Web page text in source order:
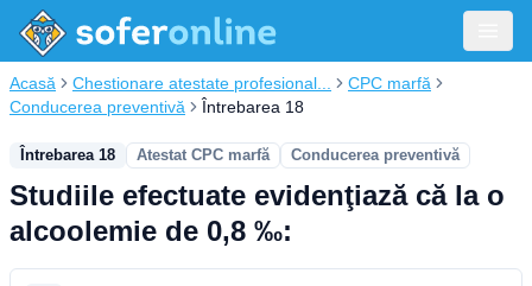
Acasă Chestionare atestate profesional...
CPC marfă
Conducerea preventivă
Întrebarea 18
Întrebarea 18 Atestat CPC marfă Conducerea preventivă
Studiile efectuate evidenţiază că la o
alcoolemie de 0,8 ‰: